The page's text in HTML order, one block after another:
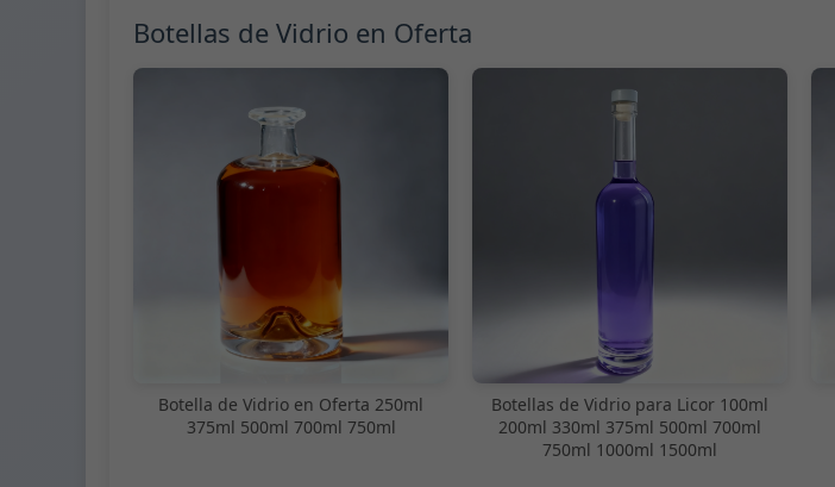
Botellas de Vidrio en Oferta
Botella de Vidrio en Oferta 250ml
375ml 500ml 700ml 750ml
Botellas de Vidrio para Licor 100ml
200ml 330ml 375ml 500ml 700ml
750ml 1000ml 1500ml